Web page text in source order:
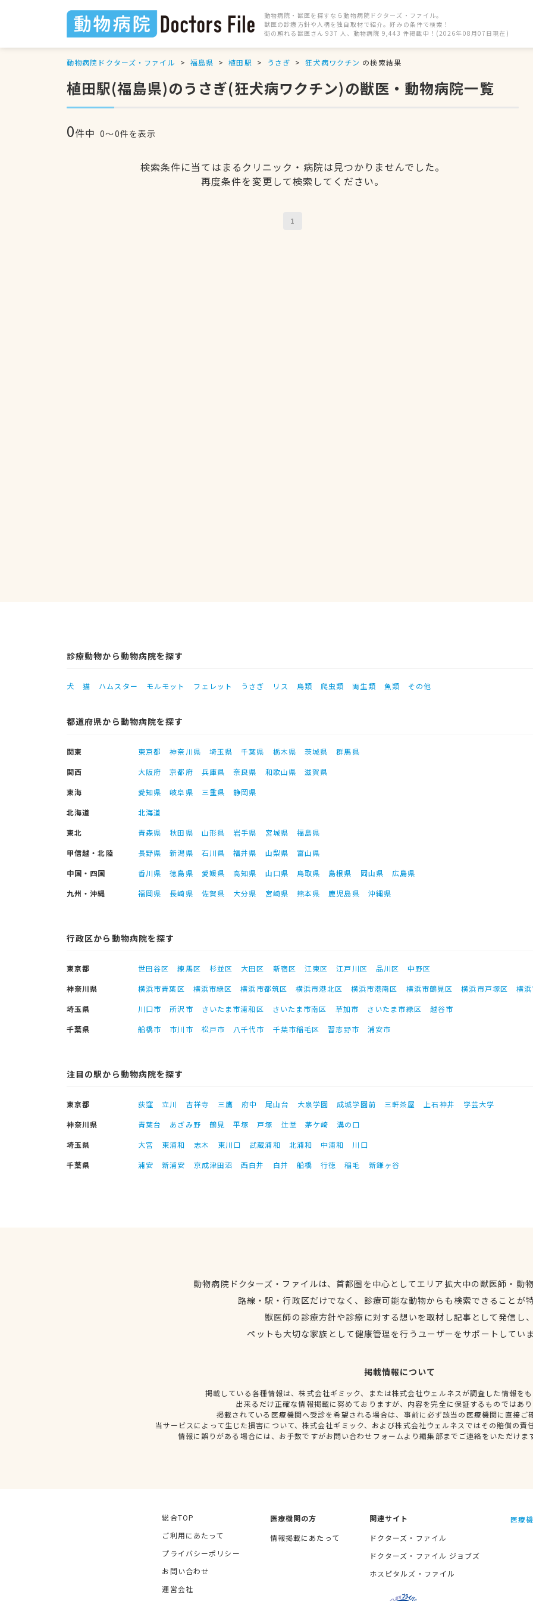
動物病院・獣医を探すなら動物病院ドクターズ・ファイル。
獣医の診療方針や人柄を独自取材で紹介。好みの条件で検索！
街の頼れる獣医さん 937 人、動物病院 9,443 件掲載中！(2026年08月07日現在)
動物病院ドクターズ・ファイル 福島県 植田駅 うさぎ 狂犬病ワクチン の検索結果
植田駅(福島県)のうさぎ(狂犬病ワクチン)の獣医・動物病院一覧
0件中 0〜0件を表示
検索条件に当てはまるクリニック・病院は見つかりませんでした。
再度条件を変更して検索してください。
1
診療動物から動物病院を探す
犬 猫 ハムスター モルモット フェレット うさぎ リス 鳥類 爬虫類 両生類 魚類 その他
都道府県から動物病院を探す
関東 東京都 神奈川県 埼玉県 千葉県 栃木県 茨城県
群馬県
関西
大阪府 京都府 兵庫県 奈良県 和歌山県
滋賀県
東海
愛知県 岐阜県 三重県
静岡県
北海道
北海道
東北
青森県 秋田県 山形県 岩手県 宮城県
福島県
甲信越・北陸
長野県 新潟県 石川県 福井県 山梨県
富山県
中国・四国
香川県 徳島県 愛媛県 高知県 山口県 鳥取県 島根県 岡山県
広島県
九州・沖縄
福岡県 長崎県 佐賀県 大分県 宮崎県 熊本県 鹿児島県 沖縄県
行政区から動物病院を探す
東京都 世田谷区 練馬区 杉並区 大田区 新宿区 江東区 江戸川区 品川区
中野区
神奈川県
横浜市青葉区 横浜市緑区 横浜市都筑区 横浜市港北区 横浜市港南区 横浜市鶴見区 横浜市戸塚区
横
埼玉県
川口市 所沢市 さいたま市浦和区 さいたま市南区 草加市 さいたま市緑区
越谷市
千葉県
船橋市 市川市 松戸市 八千代市 千葉市稲毛区 習志野市 浦安市
注目の駅から動物病院を探す
東京都 荻窪 立川 吉祥寺 三鷹 府中 尾山台 大泉学園 成城学園前 三軒茶屋 上石神井
学芸大学
神奈川県
青葉台 あざみ野 鶴見 平塚 戸塚 辻堂 茅ケ崎
溝の口
埼玉県
大宮 東浦和 志木 東川口 武蔵浦和 北浦和 中浦和
川口
千葉県
浦安 新浦安 京成津田沼 西白井 白井 船橋 行徳 稲毛 新鎌ヶ谷
動物病院ドクターズ・ファイルは、首都圏を中心としてエリア拡大中の獣医師・動
路線・駅・行政区だけでなく、診療可能な動物からも検索できることが
獣医師の診療方針や診療に対する想いを取材し記事として発信し
ペットも大切な家族として健康管理を行うユーザーをサポートしてい
掲載情報について
掲載している各種情報は、株式会社ギミック、または株式会社ウェルネスが調査した情報を
出来るだけ正確な情報掲載に努めておりますが、内容を完全に保証するものではあ
掲載されている医療機関へ受診を希望される場合は、事前に必ず該当の医療機関に直接ご
当サービスによって生じた損害について、株式会社ギミック、および株式会社ウェルネスではその賠償の責
情報に誤りがある場合には、お手数ですがお問い合わせフォームより編集部までご連絡をいただけま
総合TOP
ご利用にあたって
プライバシーポリシー
お問い合わせ
運営会社
医療機関の方
情報掲載にあたって
関連サイト
ドクターズ・ファイル
ドクターズ・ファイル ジョブズ
ホスピタルズ・ファイル
医療